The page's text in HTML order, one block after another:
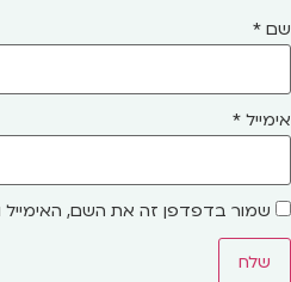
שם *
אימייל *
שמור בדפדפן זה את השם,